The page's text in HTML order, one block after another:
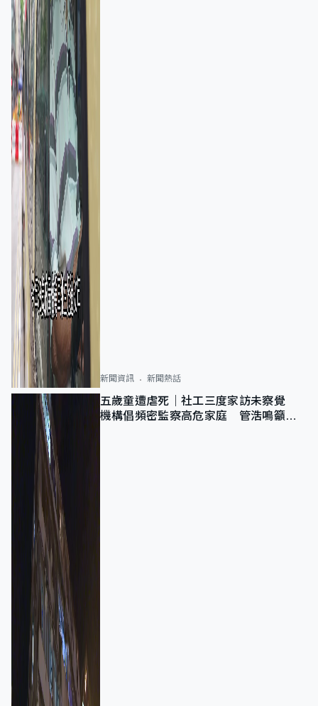
新聞資訊 新聞熱話
五歲童遭虐死｜社工三度家訪未察覺
機構倡頻密監察高危家庭 管浩鳴籲加